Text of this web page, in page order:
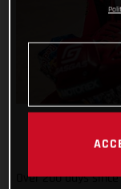
Over 200 days